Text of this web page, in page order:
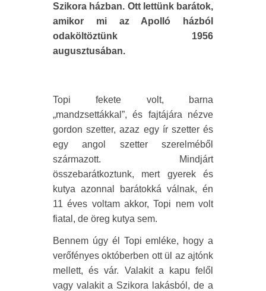
Szikora házban. Ott lettünk barátok,
amikor mi az Apolló házból
odaköltöztünk 1956
augusztusában.
Topi fekete volt, barna
„mandzsettákkal”, és fajtájára nézve
gordon szetter, azaz egy ír szetter és
egy angol szetter szerelméből
származott. Mindjárt
összebarátkoztunk, mert gyerek és
kutya azonnal barátokká válnak, én
11 éves voltam akkor, Topi nem volt
fiatal, de öreg kutya sem.
Bennem úgy él Topi emléke, hogy a
verőfényes októberben ott ül az ajtónk
mellett, és vár. Valakit a kapu felől
vagy valakit a Szikora lakásból, de a